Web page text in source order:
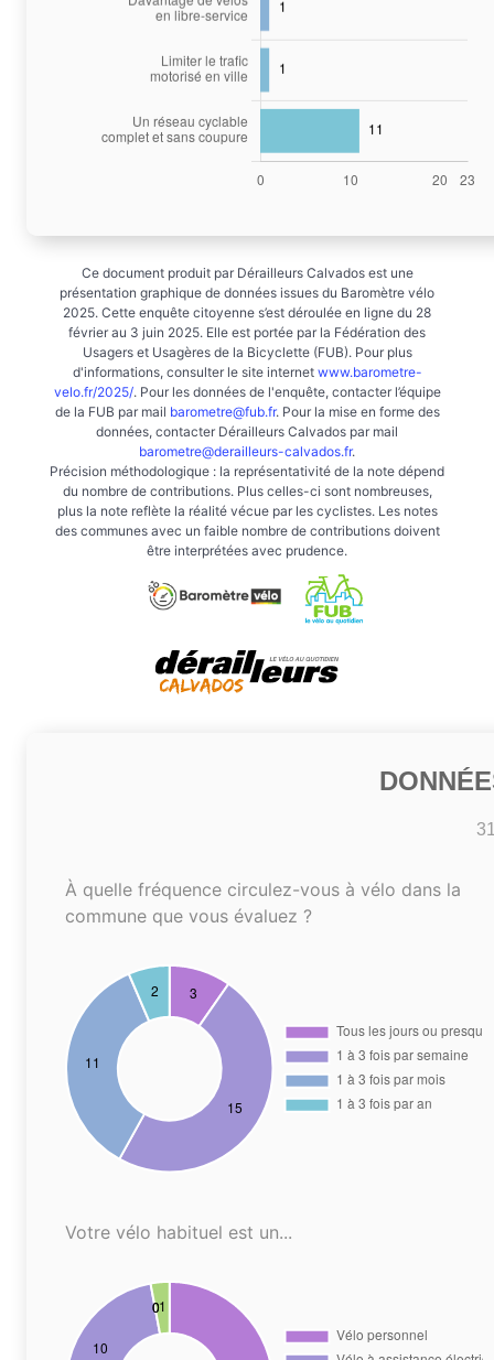
Ce document produit par Dérailleurs Calvados est une
présentation graphique de données issues du Baromètre vélo
2025. Cette enquête citoyenne s’est déroulée en ligne du 28
février au 3 juin 2025. Elle est portée par la Fédération des
Usagers et Usagères de la Bicyclette (FUB). Pour plus
d'informations, consulter le site internet www.barometre-
velo.fr/2025/. Pour les données de l'enquête, contacter l’équipe
de la FUB par mail barometre@fub.fr. Pour la mise en forme des
données, contacter Dérailleurs Calvados par mail
barometre@derailleurs-calvados.fr.
Précision méthodologique : la représentativité de la note dépend
du nombre de contributions. Plus celles-ci sont nombreuses,
plus la note reflète la réalité vécue par les cyclistes. Les notes
des communes avec un faible nombre de contributions doivent
être interprétées avec prudence.
À quelle fréquence circulez-vous à vélo dans la
commune que vous évaluez ?
Votre vélo habituel est un...